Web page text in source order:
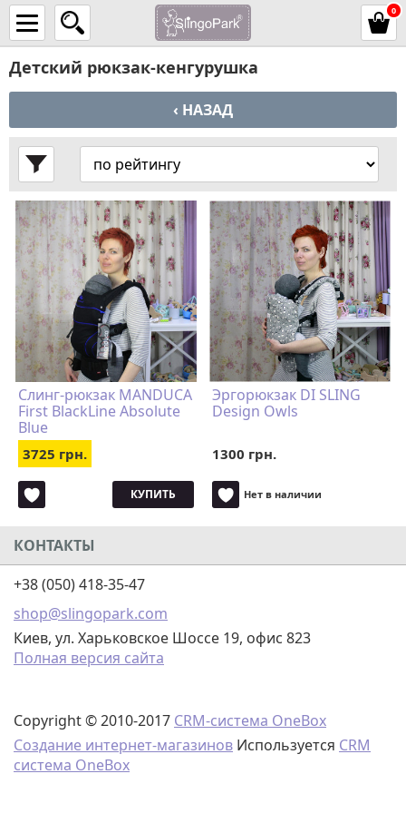
0
Детский рюкзак-кенгурушка
‹ НАЗАД
Слинг-рюкзак MANDUCA
First BlackLine Absolute
Blue
3725 грн.
КУПИТЬ
Эргорюкзак DI SLING
Design Owls
1300 грн.
Нет в наличии
КОНТАКТЫ
+38 (050) 418-35-47
shop@slingopark.com
Киев, ул. Харьковское Шоссе 19, офис 823
Полная версия сайта
Copyright © 2010-2017 CRM-система OneBox
Создание интернет-магазинов Используется CRM
система OneBox